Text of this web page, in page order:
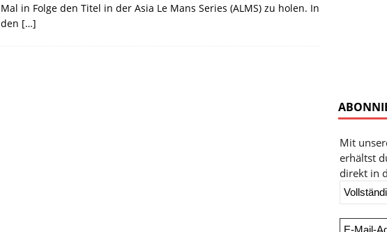
Mal in Folge den Titel in der Asia Le Mans Series (ALMS) zu holen. In
den […]
Mit
erhältst
direkt in